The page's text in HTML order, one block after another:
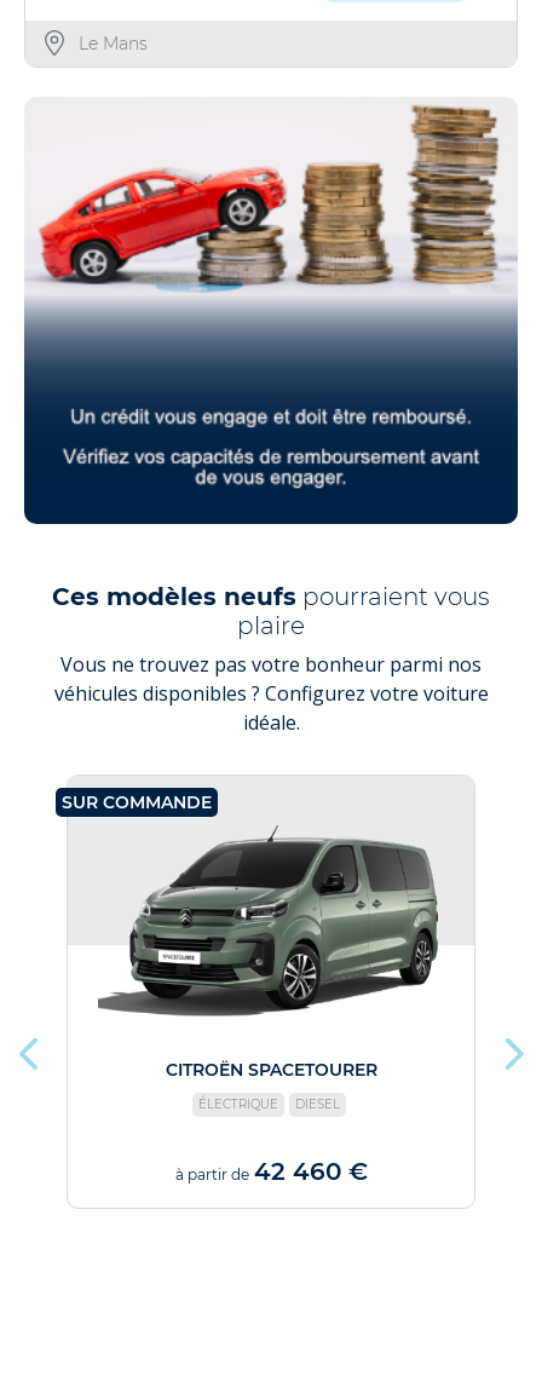
Le Mans
Ces modèles neufs pourraient vous
plaire
Vous ne trouvez pas votre bonheur parmi nos
véhicules disponibles ? Configurez votre voiture
idéale.
SUR COMMANDE
CITROËN SPACETOURER
ÉLECTRIQUE DIESEL
à partir de 42 460 €